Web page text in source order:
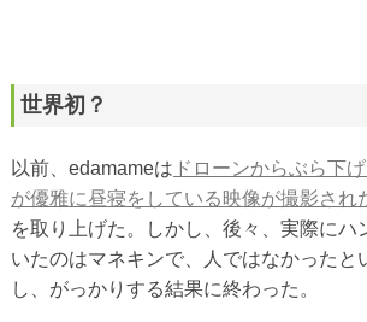
世界初？
以前、edamameは ドローンからぶら下
が優雅に昼寝をしている映像が撮影され
を取り上げた。しかし、後々、実際にハ
いたのはマネキンで、人ではなかったと
し、がっかりする結果に終わった。